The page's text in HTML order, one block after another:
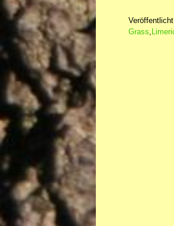
Grass,